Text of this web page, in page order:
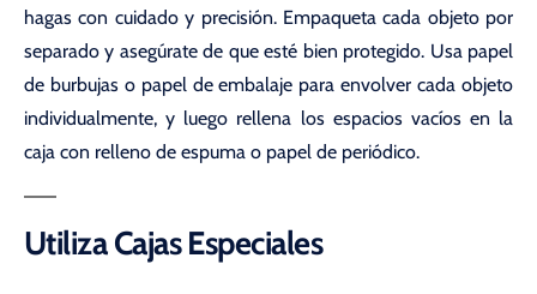
hagas con cuidado y precisión. Empaqueta cada objeto por
separado y asegúrate de que esté bien protegido. Usa papel
de burbujas o papel de embalaje para envolver cada objeto
individualmente, y luego rellena los espacios vacíos en la
caja con relleno de espuma o papel de periódico.
Utiliza Cajas Especiales